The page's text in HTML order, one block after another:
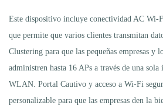
Este dispositivo incluye conectividad AC Wi-
que permite que varios clientes transmitan
Clustering para que las pequeñas empresas y
administren hasta 16 APs a través de una
WLAN. Portal Cautivo y acceso a Wi-Fi
personalizable para que las empresas den la